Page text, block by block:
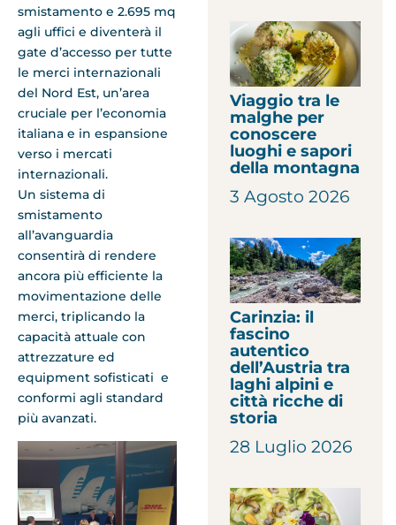
smistamento e 2.695 mq
agli uffici e diventerà il
gate d’accesso per tutte
le merci internazionali
del Nord Est, un’area
cruciale per l’economia
italiana e in espansione
verso i mercati
internazionali.
Un sistema di
smistamento
all’avanguardia
consentirà di rendere
ancora più efficiente la
movimentazione delle
merci, triplicando la
capacità attuale con
attrezzature ed
equipment sofisticati e
conformi agli standard
più avanzati.
Viaggio tra le
malghe per
conoscere
luoghi e sapori
della montagna
3 Agosto 2026
Carinzia: il
fascino
autentico
dell’Austria tra
laghi alpini e
città ricche di
storia
28 Luglio 2026